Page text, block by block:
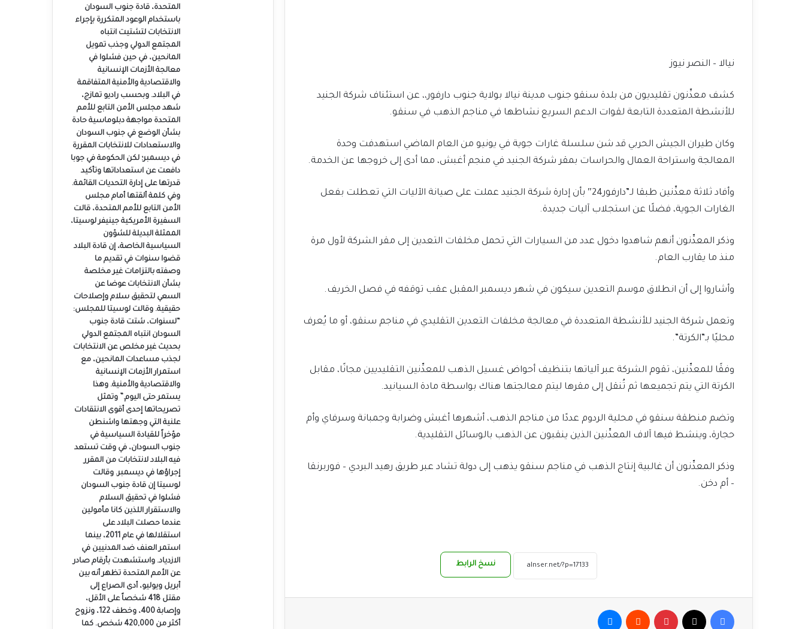
نيالا – النصر نيوز
كشف معدِّنون تقليديون من بلدة سنقو جنوب مدينة نيالا بولاية جنوب دارفور،، عن استئناف شركة الجنيد
للأنشطة المتعددة التابعة لقوات الدعم السريع نشاطها في مناجم الذهب في سنقو.
وكان طيران الجيش الحربي قد شن سلسلة غارات جوية في يونيو من العام الماضي استهدفت وحدة
المعالجة واستراحة العمال والحراسات بمقر شركة الجنيد في منجم أغبش، مما أدى إلى خروجها عن الخدمة.
وأفاد ثلاثة معدِّنين طبقا لـ”دارفور24″ بأن إدارة شركة الجنيد عملت على صيانة الآليات التي تعطلت بفعل
الغارات الجوية، فضلًا عن استجلاب آليات جديدة.
وذكر المعدِّنون أنهم شاهدوا دخول عدد من السيارات التي تحمل مخلفات التعدين إلى مقر الشركة لأول مرة
منذ ما يقارب العام.
وأشاروا إلى أن انطلاق موسم التعدين سيكون في شهر ديسمبر المقبل عقب توقفه في فصل الخريف.
وتعمل شركة الجنيد للأنشطة المتعددة في معالجة مخلفات التعدين التقليدي في مناجم سنقو، أو ما يُعرف
محليًا بـ”الكرتة”.
وفقًا للمعدِّنين، تقوم الشركة عبر آلياتها بتنظيف أحواض غسيل الذهب للمعدِّنين التقليديين مجانًا، مقابل
الكرتة التي يتم تجميعها ثم تُنقل إلى مقرها ليتم معالجتها هناك بواسطة مادة السيانيد.
وتضم منطقة سنقو في محلية الردوم عددًا من مناجم الذهب، أشهرها أغبش وضرابة وجمبانة وسرفاي وأم
حجارة، وينشط فيها آلاف المعدِّنين الذين ينقبون عن الذهب بالوسائل التقليدية.
وذكر المعدِّنون أن غالبية إنتاج الذهب في مناجم سنقو يذهب إلى دولة تشاد عبر طريق رهيد البردي – فوربرنقا
– أم دخن.
نسخ الرابط
فيسبوك بينتيريست
المتحدة، قادة جنوب السودان
باستخدام الوعود المتكررة بإجراء
الانتخابات لتشتيت انتباه
المجتمع الدولي وجذب تمويل
المانحين، في حين فشلوا في
معالجة الأزمات الإنسانية
والاقتصادية والأمنية المتفاقمة
في البلاد. وبحسب راديو تمازج،
شهد مجلس الأمن التابع للأمم
المتحدة مواجهة دبلوماسية حادة
بشأن الوضع في جنوب السودان
والاستعدادات للانتخابات المقررة
في ديسمبر؛ لكن الحكومة في جوبا
دافعت عن استعداداتها وتأكيد
قدرتها على إدارة التحديات القائمة.
وفي كلمة ألقتها أمام مجلس
الأمن التابع للأمم المتحدة، قالت
السفيرة الأمريكية جينيفر لوسيتا،
الممثلة البديلة للشؤون
السياسية الخاصة، إن قادة البلاد
قضوا سنوات في تقديم ما
وصفته بالتزامات غير مخلصة
بشأن الانتخابات عوضا عن
السعي لتحقيق سلام وإصلاحات
حقيقية. وقالت لوسيتا للمجلس:
“لسنوات، شتت قادة جنوب
السودان انتباه المجتمع الدولي
بحديث غير مخلص عن الانتخابات
لجذب مساعدات المانحين، مع
استمرار الأزمات الإنسانية
والاقتصادية والأمنية. وهذا
يستمر حتى اليوم.” وتمثل
تصريحاتها إحدى أقوى الانتقادات
علنية التي وجهتها واشنطن
مؤخراً للقيادة السياسية في
جنوب السودان، في وقت تستعد
فيه البلاد لانتخابات من المقرر
إجراؤها في ديسمبر. وقالت
لوسيتا إن قادة جنوب السودان
فشلوا في تحقيق السلام
والاستقرار اللذين كانا مأمولين
عندما حصلت البلاد على
استقلالها في عام 2011، بينما
استمر العنف ضد المدنيين في
الازدياد. واستشهدت بأرقام صادر
عن الأمم المتحدة تظهر أنه بين
أبريل ويوليو، أدى الصراع إلى
مقتل 418 شخصاً على الأقل،
وإصابة 400، وخطف 122، ونزوح
أكثر من 420,000 شخص. كما